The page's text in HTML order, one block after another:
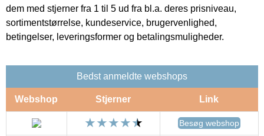
dem med stjerner fra 1 til 5 ud fra bl.a. deres prisniveau,
sortimentstørrelse, kundeservice, brugervenlighed,
betingelser, leveringsformer og betalingsmuligheder.
Bedst anmeldte webshops
Webshop Stjerner Link
Besøg webshop